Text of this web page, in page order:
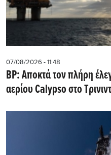
07/08/2026 - 11:48
BP: Αποκτά τον πλήρη
αερίου Calypso στο